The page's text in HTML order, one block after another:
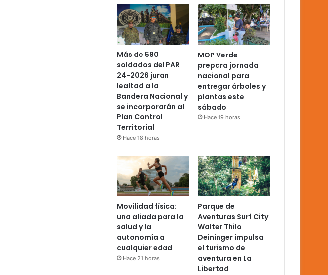
Más de 580
soldados del PAR
24-2026 juran
lealtad a la
Bandera Nacional y
se incorporarán al
Plan Control
Territorial
Hace 18 horas
MOP Verde
prepara jornada
nacional para
entregar árboles y
plantas este
sábado
Hace 19 horas
Movilidad física:
una aliada para la
salud y la
autonomía a
cualquier edad
Hace 21 horas
Parque de
Aventuras Surf City
Walter Thilo
Deininger impulsa
el turismo de
aventura en La
Libertad